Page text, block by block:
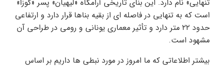
تنهایی» نام دارد. این بنای تاریخی آرامگاه «لیهیان» پسر «کوزا»
است که به تنهایی در فاصله ای از بقیه بناها قرار دارد و ارتفاعی
حدود ۲۲ متر دارد و تأثیر معماری یونانی و رومی در طراحی آن
مشهود است.
بیشتر اطلاعاتی که ما امروز در مورد نبطی ها داریم بر اساس